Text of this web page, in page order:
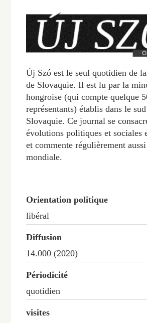
Új Szó est le seul quotidien de
de Slovaquie. Il est lu par la
hongroise (qui compte quelque
représentants) établis dans le
Slovaquie. Ce journal se
évolutions politiques et sociales
et commente régulièrement
mondiale.
Orientation politique
libéral
Diffusion
14.000 (2020)
Périodicité
quotidien
visites